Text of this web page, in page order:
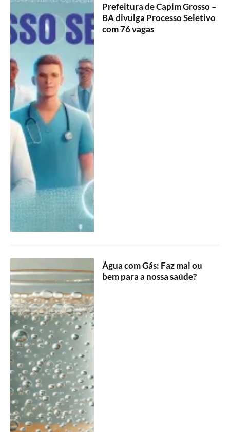
Prefeitura de Capim Grosso –
BA divulga Processo Seletivo
com 76 vagas
Água com Gás: Faz mal ou
bem para a nossa saúde?